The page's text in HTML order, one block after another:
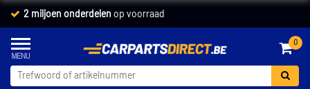
2 miljoen onderdelen op voorraad
0